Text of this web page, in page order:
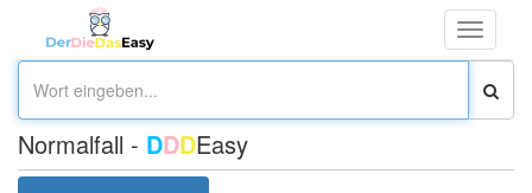
Toggle
Normalfall - DDDEasy